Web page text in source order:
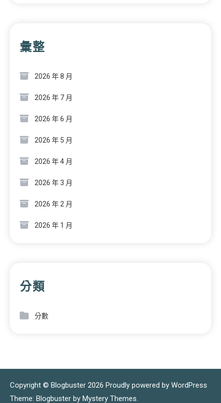
彙整
2026 年 8 月
2026 年 7 月
2026 年 6 月
2026 年 5 月
2026 年 4 月
2026 年 3 月
2026 年 2 月
2026 年 1 月
分類
分數
Copyright © Blogbuster 2026 Proudly powered by WordPress
Theme: Blogbuster by Mystery Themes